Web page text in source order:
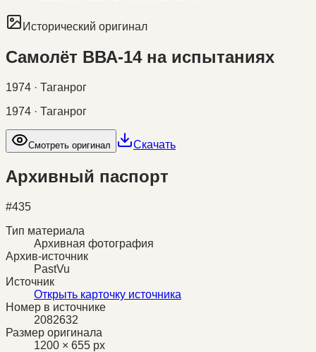
Исторический оригинал
Самолёт ВВА-14 на испытаниях
1974 · Таганрог
1974 · Таганрог
Смотреть оригинал Скачать
Архивный паспорт
#435
Тип материала
Архивная фотография
Архив-источник
PastVu
Источник
Открыть карточку источника
Номер в источнике
2082632
Размер оригинала
1200 × 655 px